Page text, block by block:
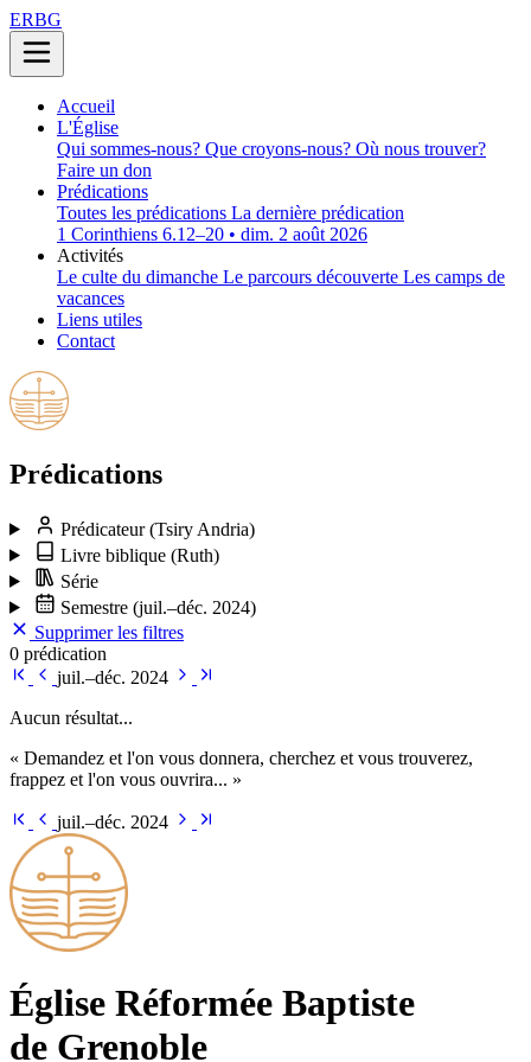
ERBG
Accueil
L'Église
Qui sommes-nous? Que croyons-nous? Où nous trouver?
Faire un don
Prédications
Toutes les prédications La dernière prédication
1 Corinthiens 6.12–20 • dim. 2 août 2026
Activités
Le culte du dimanche Le parcours découverte Les camps de
vacances
Liens utiles
Contact
Prédications
Prédicateur(Tsiry Andria)
Livre biblique (Ruth)
Série
Semestre (juil.–déc. 2024)
Supprimer les filtres
0 prédication
juil.–déc. 2024
Aucun résultat...
« Demandez et l'on vous donnera, cherchez et vous trouverez,
frappez et l'on vous ouvrira... »
juil.–déc. 2024
Église Ré­for­mée Bap­tiste
de Grenoble